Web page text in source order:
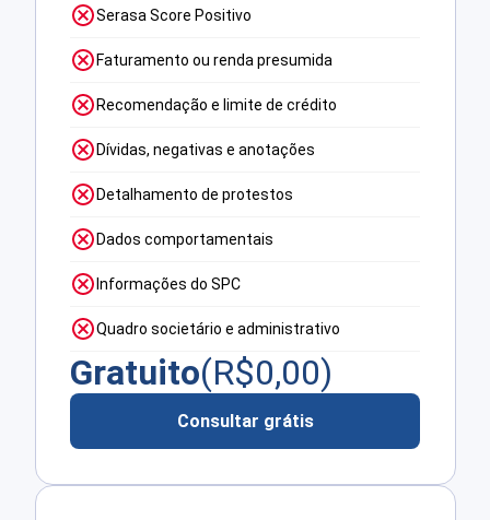
Serasa Score Positivo
Faturamento ou renda presumida
Recomendação e limite de crédito
Dívidas, negativas e anotações
Detalhamento de protestos
Dados comportamentais
Informações do SPC
Quadro societário e administrativo
Gratuito(R$0,00)
Consultar grátis